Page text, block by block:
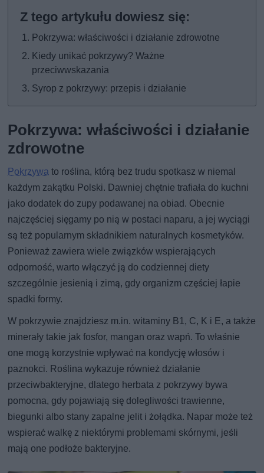
Pokrzywa: właściwości i działanie zdrowotne
Kiedy unikać pokrzywy? Ważne
przeciwwskazania
Syrop z pokrzywy: przepis i działanie
Pokrzywa: właściwości i działanie
zdrowotne
Pokrzywa to roślina, którą bez trudu spotkasz w niemal
każdym zakątku Polski. Dawniej chętnie trafiała do kuchni
jako dodatek do zupy podawanej na obiad. Obecnie
najczęściej sięgamy po nią w postaci naparu, a jej wyciągi
są też popularnym składnikiem naturalnych kosmetyków.
Ponieważ zawiera wiele związków wspierających
odporność, warto włączyć ją do codziennej diety
szczególnie jesienią i zimą, gdy organizm częściej łapie
spadki formy.
W pokrzywie znajdziesz m.in. witaminy B1, C, K i E, a także
minerały takie jak fosfor, mangan oraz wapń. To właśnie
one mogą korzystnie wpływać na kondycję włosów i
paznokci. Roślina wykazuje również działanie
przeciwbakteryjne, dlatego herbata z pokrzywy bywa
pomocna, gdy pojawiają się dolegliwości trawienne,
biegunki albo stany zapalne jelit i żołądka. Napar może też
wspierać walkę z niektórymi problemami skórnymi, jeśli
mają one podłoże bakteryjne.